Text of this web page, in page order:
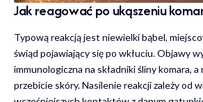
Jak reagować po ukąszeniu
Typową reakcją jest niewielki bąbel,
świąd pojawiający się po wkłuciu. Objawy
immunologiczna na składniki śliny komara,
przebicie skóry. Nasilenie reakcji zależy od